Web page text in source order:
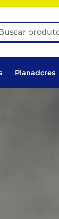
Planadores